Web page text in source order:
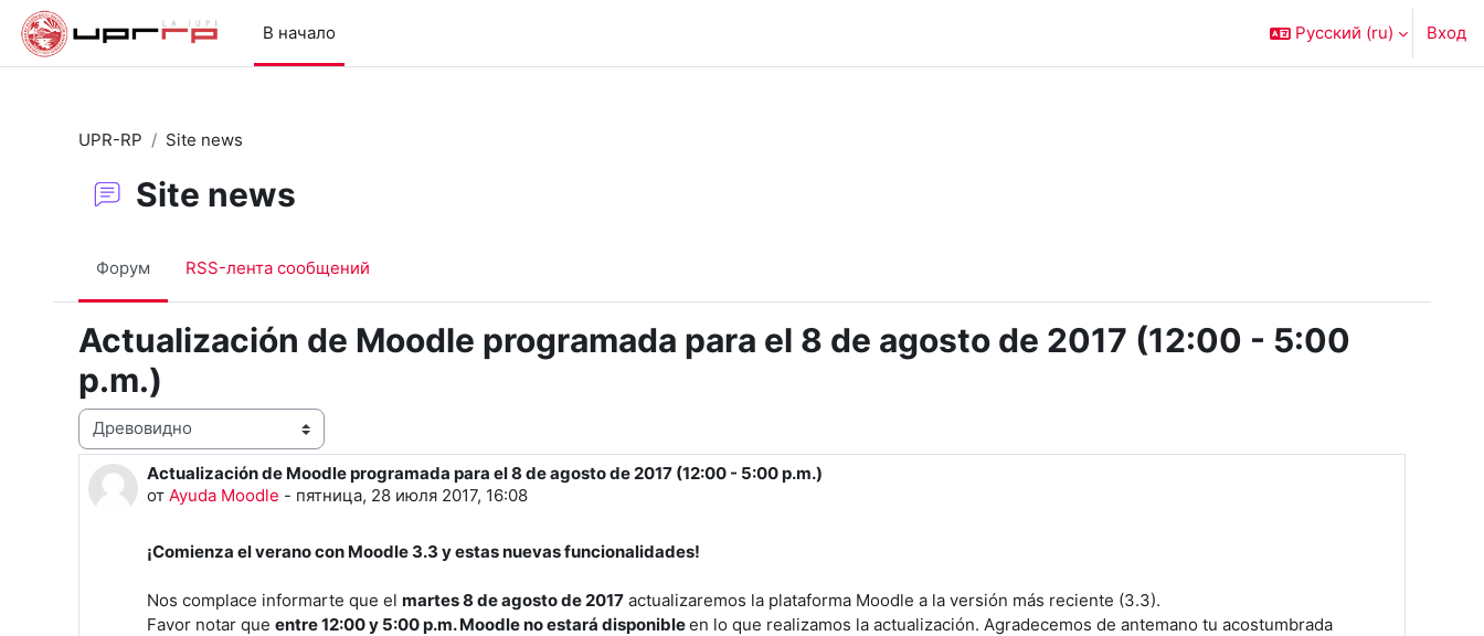
Перейти к основному содержанию
В начало
Русский ‎(ru)‎ Вход
UPR-RP Site news
Site news
Форум RSS-лента сообщений
Actualización de Moodle programada para el 8 de agosto de 2017 (12:00 - 5:00
p.m.)
Режим отображения
Actualización de Moodle programada para el 8 de agosto de 2017 (12:00 - 5:00 p.m.)
от Ayuda Moodle - пятница, 28 июля 2017, 16:08
Количество ответов: 0
¡Comienza el verano con Moodle 3.3 y estas nuevas funcionalidades!
Nos complace informarte que el martes 8 de agosto de 2017 actualizaremos la plataforma Moodle a la versión más reciente (3.3).
Favor notar que entre 12:00 y 5:00 p.m. Moodle no estará disponibleen lo que realizamos la actualización. Agradecemos de antemano tu acostumbrada